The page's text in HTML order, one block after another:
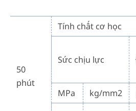
50
phút
Tính chất cơ học
Sức chịu lực
MPa
kg/mm2